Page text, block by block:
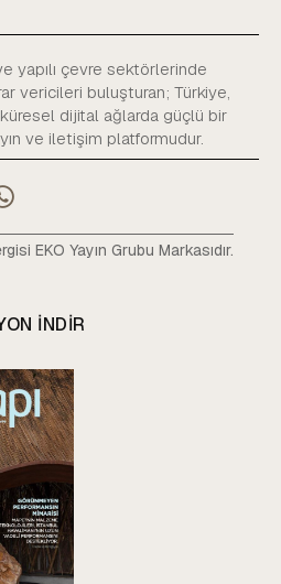
yapılı çevre sektörlerinde
vericileri buluşturan; Türkiye,
dijital ağlarda güçlü bir
ve iletişim platformudur.
EKO Yayın Grubu Markasıdır.
INDIR